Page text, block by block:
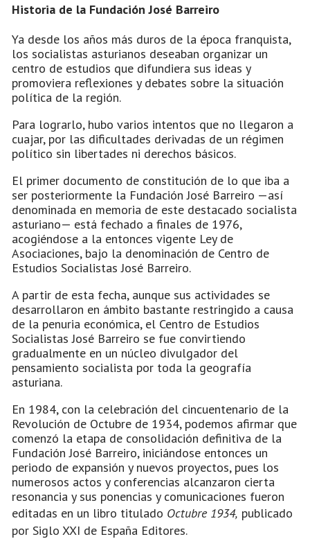
Historia de la Fundación José Barreiro
Ya desde los años más duros de la época franquista,
los socialistas asturianos deseaban organizar un
centro de estudios que difundiera sus ideas y
promoviera reflexiones y debates sobre la situación
política de la región.
Para lograrlo, hubo varios intentos que no llegaron a
cuajar, por las dificultades derivadas de un régimen
político sin libertades ni derechos básicos.
El primer documento de constitución de lo que iba a
ser posteriormente la Fundación José Barreiro —así
denominada en memoria de este destacado socialista
asturiano— está fechado a finales de 1976,
acogiéndose a la entonces vigente Ley de
Asociaciones, bajo la denominación de Centro de
Estudios Socialistas José Barreiro.
A partir de esta fecha, aunque sus actividades se
desarrollaron en ámbito bastante restringido a causa
de la penuria económica, el Centro de Estudios
Socialistas José Barreiro se fue convirtiendo
gradualmente en un núcleo divulgador del
pensamiento socialista por toda la geografía
asturiana.
En 1984, con la celebración del cincuentenario de la
Revolución de Octubre de 1934, podemos afirmar que
comenzó la etapa de consolidación definitiva de la
Fundación José Barreiro, iniciándose entonces un
periodo de expansión y nuevos proyectos, pues los
numerosos actos y conferencias alcanzaron cierta
resonancia y sus ponencias y comunicaciones fueron
editadas en un libro titulado Octubre 1934, publicado
por Siglo XXI de España Editores.